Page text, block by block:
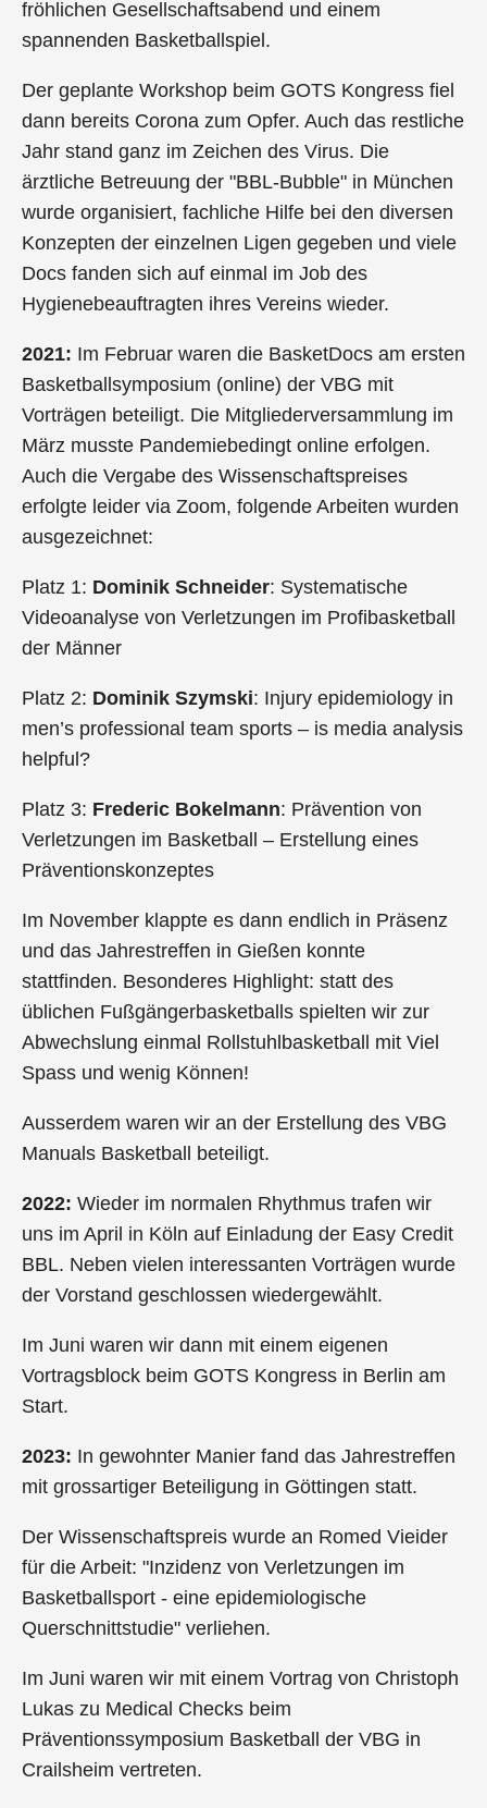
fröhlichen Gesellschaftsabend und einem
spannenden Basketballspiel.
Der geplante Workshop beim GOTS Kongress fiel
dann bereits Corona zum Opfer. Auch das restliche
Jahr stand ganz im Zeichen des Virus. Die
ärztliche Betreuung der "BBL-Bubble" in München
wurde organisiert, fachliche Hilfe bei den diversen
Konzepten der einzelnen Ligen gegeben und viele
Docs fanden sich auf einmal im Job des
Hygienebeauftragten ihres Vereins wieder.
2021: Im Februar waren die BasketDocs am ersten
Basketballsymposium (online) der VBG mit
Vorträgen beteiligt. Die Mitgliederversammlung im
März musste Pandemiebedingt online erfolgen.
Auch die Vergabe des Wissenschaftspreises
erfolgte leider via Zoom, folgende Arbeiten wurden
ausgezeichnet:
Platz 1: Dominik Schneider: Systematische
Videoanalyse von Verletzungen im Profibasketball
der Männer
Platz 2: Dominik Szymski: Injury epidemiology in
men’s professional team sports – is media analysis
helpful?
Platz 3: Frederic Bokelmann: Prävention von
Verletzungen im Basketball – Erstellung eines
Präventionskonzeptes
Im November klappte es dann endlich in Präsenz
und das Jahrestreffen in Gießen konnte
stattfinden. Besonderes Highlight: statt des
üblichen Fußgängerbasketballs spielten wir zur
Abwechslung einmal Rollstuhlbasketball mit Viel
Spass und wenig Können!
Ausserdem waren wir an der Erstellung des VBG
Manuals Basketball beteiligt.
2022: Wieder im normalen Rhythmus trafen wir
uns im April in Köln auf Einladung der Easy Credit
BBL. Neben vielen interessanten Vorträgen wurde
der Vorstand geschlossen wiedergewählt.
Im Juni waren wir dann mit einem eigenen
Vortragsblock beim GOTS Kongress in Berlin am
Start.
2023: In gewohnter Manier fand das Jahrestreffen
mit grossartiger Beteiligung in Göttingen statt.
Der Wissenschaftspreis wurde an Romed Vieider
für die Arbeit: "Inzidenz von Verletzungen im
Basketballsport - eine epidemiologische
Querschnittstudie" verliehen.
Im Juni waren wir mit einem Vortrag von Christoph
Lukas zu Medical Checks beim
Präventionssymposium Basketball der VBG in
Crailsheim vertreten.